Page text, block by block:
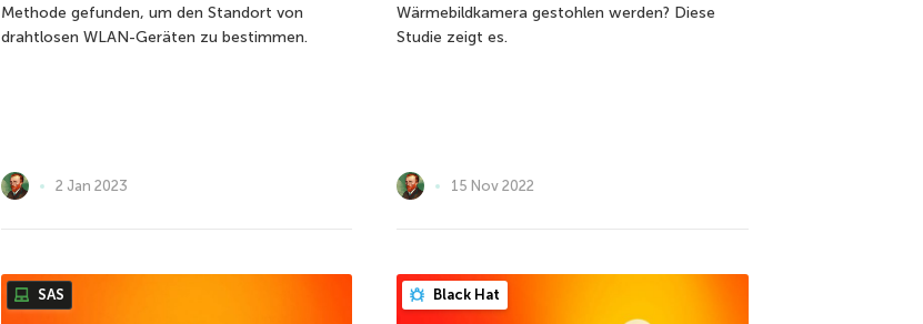
Methode gefunden, um den Standort von
drahtlosen WLAN-Geräten zu bestimmen.
2 Jan 2023
Wärmebildkamera gestohlen werden? Diese
Studie zeigt es.
15 Nov 2022
SAS Black Hat